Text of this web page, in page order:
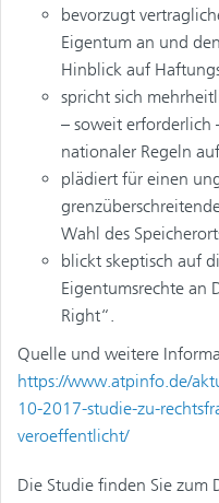
bevorzugt
Eigentum an und
Hinblick auf
spricht sich
– soweit erforderlich
nationaler Regeln
plädiert für einen
Wahl des
blickt skeptisch auf
Eigentumsrechte an
Right“.
Quelle und weitere
https://www.atpinfo.de/
10-2017-studie-zu-
veroeffentlicht/
Die Studie finden Sie zum